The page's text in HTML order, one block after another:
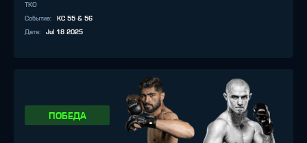
TKO
Событие:
KC 55 & 56
Дата: Jul 18 2025
ПОБЕДА